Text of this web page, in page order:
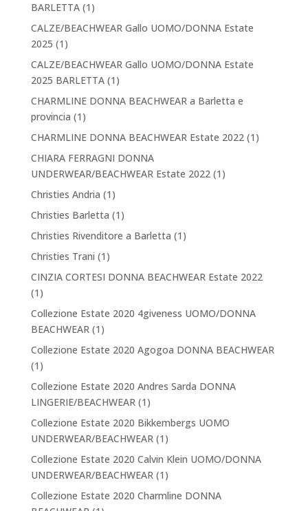
BARLETTA(1)
CALZE/BEACHWEAR Gallo UOMO/DONNA Estate
2025 (1)
CALZE/BEACHWEAR Gallo UOMO/DONNA Estate
2025 BARLETTA(1)
CHARMLINE DONNA BEACHWEAR a Barletta e
provincia (1)
CHARMLINE DONNA BEACHWEAR Estate 2022(1)
CHIARA FERRAGNI DONNA
UNDERWEAR/BEACHWEAR Estate 2022(1)
Christies Andria (1)
Christies Barletta (1)
Christies Rivenditore a Barletta (1)
Christies Trani (1)
CINZIA CORTESI DONNA BEACHWEAR Estate 2022
(1)
Collezione Estate 2020 4giveness UOMO/DONNA
BEACHWEAR(1)
Collezione Estate 2020 Agogoa DONNA BEACHWEAR
(1)
Collezione Estate 2020 Andres Sarda DONNA
LINGERIE/BEACHWEAR(1)
Collezione Estate 2020 Bikkembergs UOMO
UNDERWEAR/BEACHWEAR(1)
Collezione Estate 2020 Calvin Klein UOMO/DONNA
UNDERWEAR/BEACHWEAR(1)
Collezione Estate 2020 Charmline DONNA